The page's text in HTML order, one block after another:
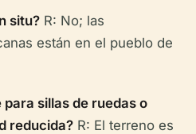
situ? R: No; las
están en el pueblo de
para sillas de ruedas o
reducida? R: El terreno es